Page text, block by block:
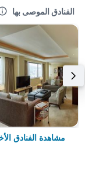
الفنادق الموصى بها
مشاهدة الفنادق